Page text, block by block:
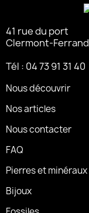
41 rue du port
Clermont-Ferrand
Tél : 04 73 91 31 40
Nous découvrir
Nos articles
Nous contacter
FAQ
Pierres et minéraux
Bijoux